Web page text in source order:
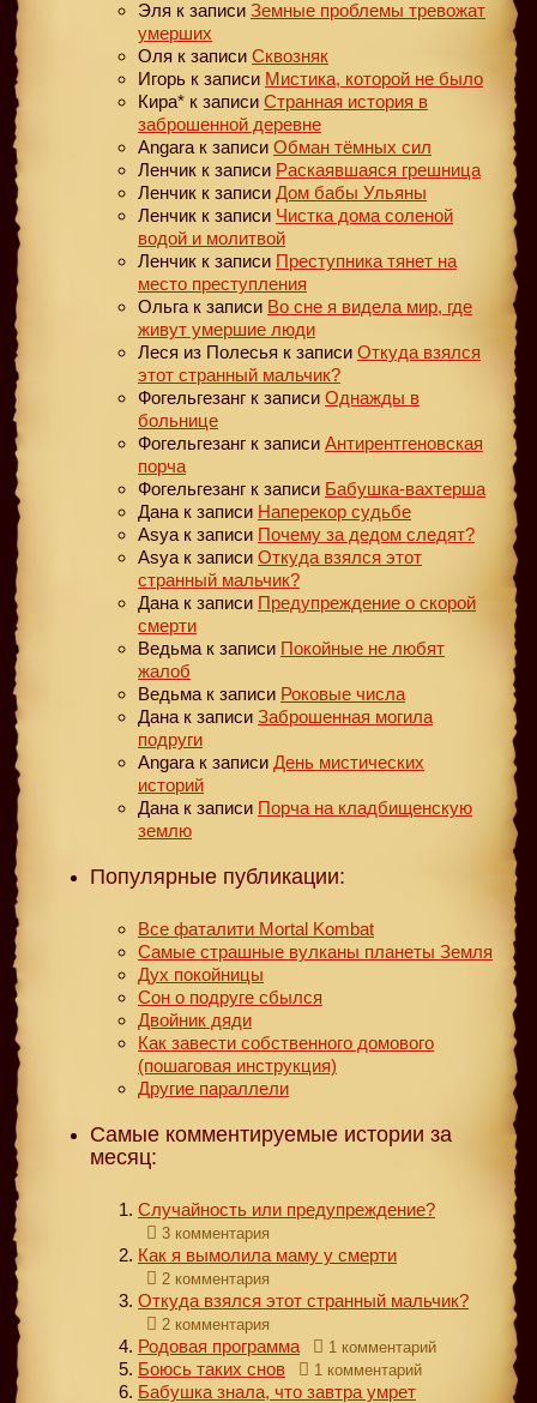
Эля к записи Земные проблемы тревожат
умерших
Оля к записи Сквозняк
Игорь к записи Мистика, которой не было
Кира* к записи Странная история в
заброшенной деревне
Angara к записи Обман тёмных сил
Ленчик к записи Раскаявшаяся грешница
Ленчик к записи Дом бабы Ульяны
Ленчик к записи Чистка дома соленой
водой и молитвой
Ленчик к записи Преступника тянет на
место преступления
Ольга к записи Во сне я видела мир, где
живут умершие люди
Леся из Полесья к записи Откуда взялся
этот странный мальчик?
Фогельгезанг к записи Однажды в
больнице
Фогельгезанг к записи Антирентгеновская
порча
Фогельгезанг к записи Бабушка-вахтерша
Дана к записи Наперекор судьбе
Asya к записи Почему за дедом следят?
Asya к записи Откуда взялся этот
странный мальчик?
Дана к записи Предупреждение о скорой
смерти
Ведьма к записи Покойные не любят
жалоб
Ведьма к записи Роковые числа
Дана к записи Заброшенная могила
подруги
Angara к записи День мистических
историй
Дана к записи Порча на кладбищенскую
землю
Популярные публикации:
Все фаталити Mortal Kombat
Самые страшные вулканы планеты Земля
Дух покойницы
Сон о подруге сбылся
Двойник дяди
Как завести собственного домового
(пошаговая инструкция)
Другие параллели
Самые комментируемые истории за
месяц:
Случайность или предупреждение?
3 комментария
Как я вымолила маму у смерти
2 комментария
Откуда взялся этот странный мальчик?
2 комментария
Родовая программа 1 комментарий
Боюсь таких снов 1 комментарий
Бабушка знала, что завтра умрет